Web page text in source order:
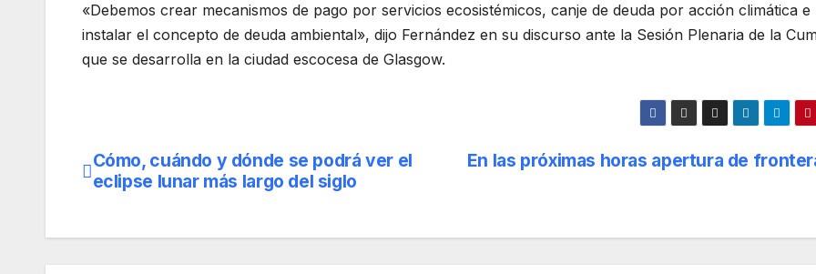
«Debemos crear mecanismos de pago por servicios ecosistémicos, canje de deuda por acción climática e
instalar el concepto de deuda ambiental», dijo Fernández en su discurso ante la Sesión Plenaria de la
que se desarrolla en la ciudad escocesa de Glasgow.
Navegación
entradas
En las próximas horas apertura de
Cómo, cuándo y dónde se podrá ver el
eclipse lunar más largo del siglo